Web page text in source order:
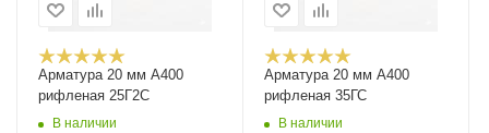
Арматура 20 мм А400
рифленая 25Г2С
В наличии
Арматура 20 мм А400
рифленая 35ГС
В наличии